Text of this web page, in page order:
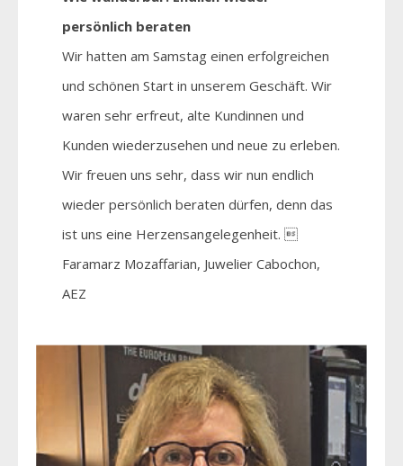
persönlich beraten
Wir hatten am Samstag einen erfolgreichen
und schönen Start in unserem Geschäft. Wir
waren sehr erfreut, alte Kundinnen und
Kunden wiederzusehen und neue zu erleben.
Wir freuen uns sehr, dass wir nun endlich
wieder persönlich beraten dürfen, denn das
ist uns eine Herzensangelegenheit. 
Faramarz Mozaffarian, Juwelier Cabochon,
AEZ